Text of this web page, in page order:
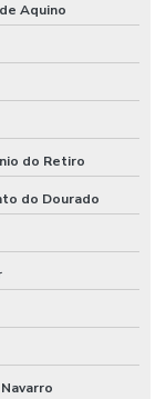
Aquino
do Retiro
do Dourado